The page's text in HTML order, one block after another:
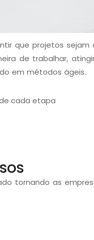
que projetos
de trabalhar,
em métodos ágeis.
cada etapa
tornando as